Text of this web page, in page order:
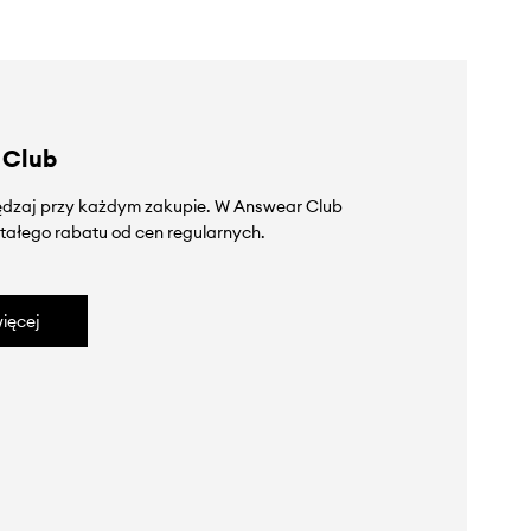
przy każdym zakupie. W Answear Club
rabatu od cen regularnych.